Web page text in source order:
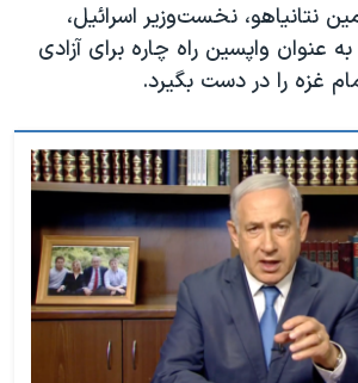
نتانیاهو، نخست‌وزیر اسرائیل،
عنوان واپسین راه چاره برای آزادی
غزه را در دست بگیرد.